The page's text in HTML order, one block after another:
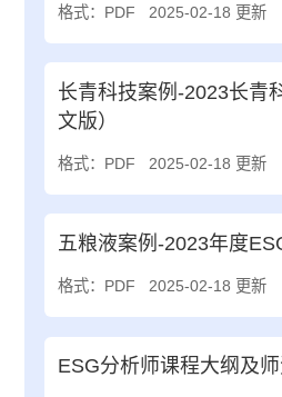
格式：PDF 2025-02-18 更新
长青科技案例-2023长青
文版）
格式：PDF 2025-02-18 更新
五粮液案例-2023年度
格式：PDF 2025-02-18 更新
ESG分析师课程大纲及